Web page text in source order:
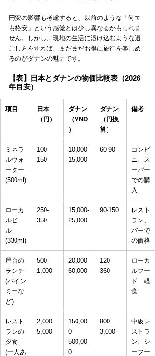
円安の影響も考慮すると、以前のような「何で
も格安」という感覚とは少し異なるかもしれま
せん。しかし、現地の生活に溶け込むような過
ごし方をすれば、まだまだお得に旅行を楽しめ
るのがダナンの魅力です。
【表】日本とダナンの物価比較表（2026
年目安）
項目
日本
（円）
ダナン
（VND
）
ダナン
（円換
算）
備考
ミネラ
ルウォ
ーター
(500ml)
100-
150
10,000-
15,000
60-90
コンビ
ニ、ス
ーパー
での購
入
ローカ
ルビー
ル
(330ml)
250-
350
15,000-
25,000
90-150
レスト
ラン、
バーで
の価格
屋台の
ランチ
(バイン
ミーな
ど)
500-
1,000
20,000-
60,000
120-
360
ローカ
ルフー
ド、軽
食
レスト
ランの
夕食
(一人あ
2,000-
5,000
150,00
0-
500,00
0
900-
3,000
中級レ
ストラ
ン、シ
ーフー